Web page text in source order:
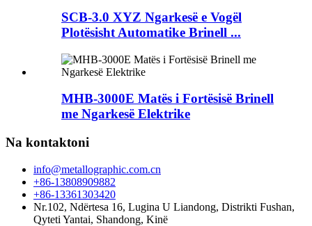
SCB-3.0 XYZ Ngarkesë e Vogël
Plotësisht Automatike Brinell ...
MHB-3000E Matës i Fortësisë Brinell
me Ngarkesë Elektrike
Na kontaktoni
info@metallographic.com.cn
+86-13808909882
+86-13361303420
Nr.102, Ndërtesa 16, Lugina U Liandong, Distrikti Fushan,
Qyteti Yantai, Shandong, Kinë